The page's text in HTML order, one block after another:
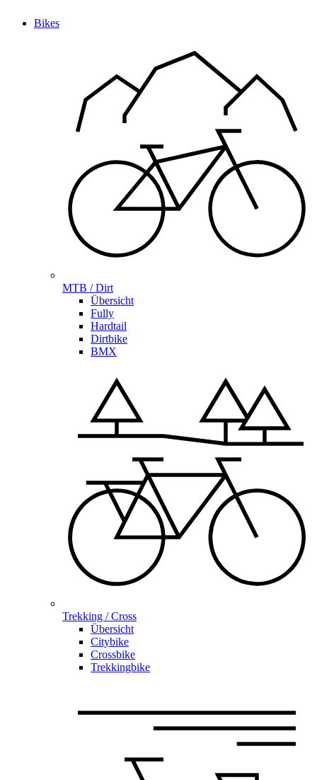
Bikes
MTB / Dirt
Übersicht
Fully
Hardtail
Dirtbike
BMX
Trekking / Cross
Übersicht
Citybike
Crossbike
Trekkingbike